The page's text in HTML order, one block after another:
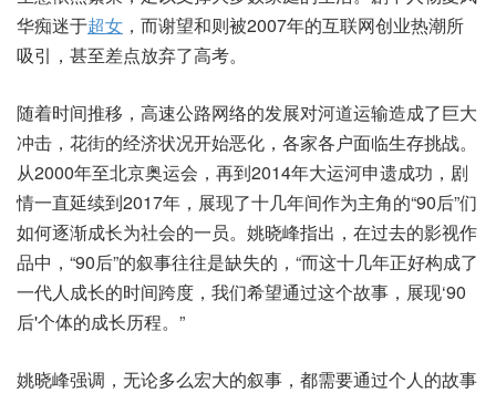
华痴迷于超女 ，而谢望和则被2007年的互联网创业热潮所
吸引，甚至差点放弃了高考。
随着时间推移，高速公路网络的发展对河道运输造成了巨大
冲击，花街的经济状况开始恶化，各家各户面临生存挑战。
从2000年至北京奥运会，再到2014年大运河申遗成功，剧
情一直延续到2017年，展现了十几年间作为主角的“90后”们
如何逐渐成长为社会的一员。姚晓峰指出，在过去的影视作
品中，“90后”的叙事往往是缺失的，“而这十几年正好构成了
一代人成长的时间跨度，我们希望通过这个故事，展现‘90
后'个体的成长历程。”
姚晓峰强调，无论多么宏大的叙事，都需要通过个人的故事